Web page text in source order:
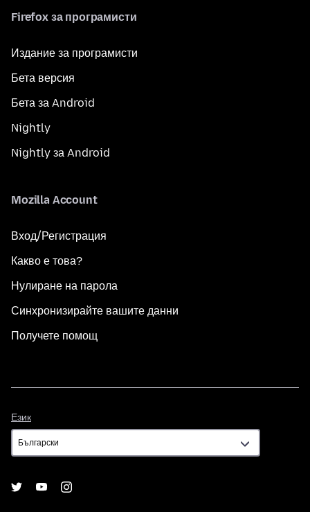
Firefox за програмисти
Издание за програмисти
Бета версия
Бета за Android
Nightly
Nightly за Android
Mozilla Account
Вход/Регистрация
Какво е това?
Нулиране на парола
Синхронизирайте вашите данни
Получете помощ
Език